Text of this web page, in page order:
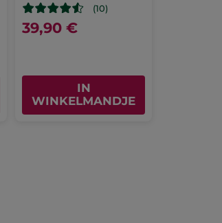
(10)
39,90 €
IN
WINKELMANDJE